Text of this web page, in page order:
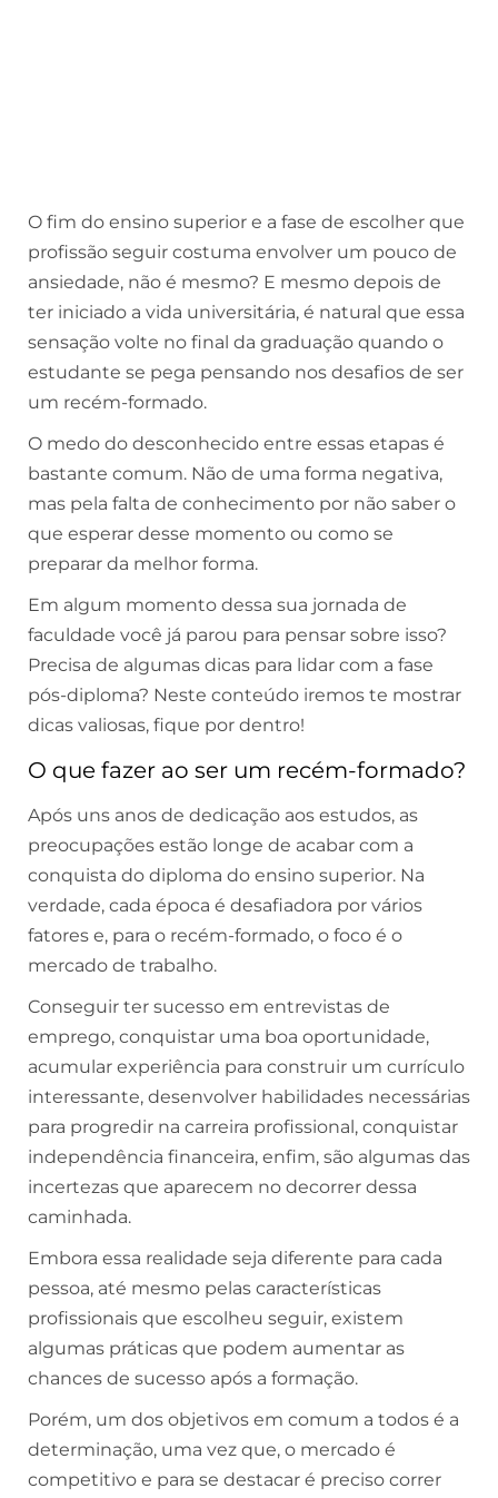
O fim do ensino superior e a fase de escolher que
profissão seguir costuma envolver um pouco de
ansiedade, não é mesmo? E mesmo depois de
ter iniciado a vida universitária, é natural que essa
sensação volte no final da graduação quando o
estudante se pega pensando nos desafios de ser
um recém-formado.
O medo do desconhecido entre essas etapas é
bastante comum. Não de uma forma negativa,
mas pela falta de conhecimento por não saber o
que esperar desse momento ou como se
preparar da melhor forma.
Em algum momento dessa sua jornada de
faculdade você já parou para pensar sobre isso?
Precisa de algumas dicas para lidar com a fase
pós-diploma? Neste conteúdo iremos te mostrar
dicas valiosas, fique por dentro!
O que fazer ao ser um recém-formado?
Após uns anos de dedicação aos estudos, as
preocupações estão longe de acabar com a
conquista do diploma do ensino superior. Na
verdade, cada época é desafiadora por vários
fatores e, para o recém-formado, o foco é o
mercado de trabalho.
Conseguir ter sucesso em entrevistas de
emprego, conquistar uma boa oportunidade,
acumular experiência para construir um currículo
interessante, desenvolver habilidades necessárias
para progredir na carreira profissional, conquistar
independência financeira, enfim, são algumas das
incertezas que aparecem no decorrer dessa
caminhada.
Embora essa realidade seja diferente para cada
pessoa, até mesmo pelas características
profissionais que escolheu seguir, existem
algumas práticas que podem aumentar as
chances de sucesso após a formação.
Porém, um dos objetivos em comum a todos é a
determinação, uma vez que, o mercado é
competitivo e para se destacar é preciso correr